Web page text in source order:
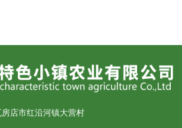
店市红沿河镇大营村